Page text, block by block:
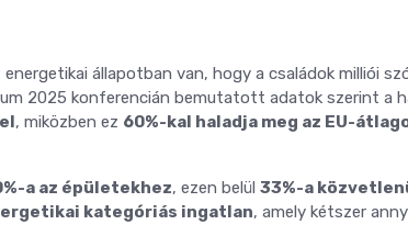
állapotban van, hogy a családok milliói
2025 konferencián bemutatott adatok szerint a
, miközben ez 60%-kal haladja meg az EU-
a az épületekhez, ezen belül 33%-a
kategóriás ingatlan, amely kétszer